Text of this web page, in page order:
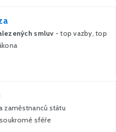
smluv - top vazby, top
zaměstnanců státu
sféře